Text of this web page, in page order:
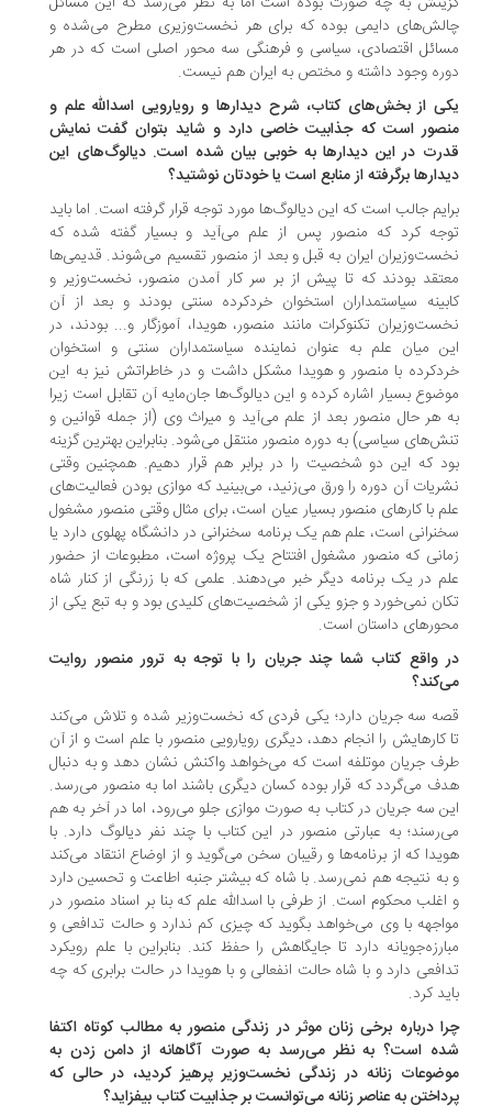
دایمی بوده که برای هر نخست‌وزیری مطرح می‌شده و
اقتصادی، سیاسی و فرهنگی سه محور اصلی است که در هر
وجود داشته و مختص به ایران هم نیست.
از بخش‌های کتاب، شرح دیدارها و رویارویی اسدالله علم و
است که جذابیت خاصی دارد و شاید بتوان گفت نمایش
در این دیدارها به خوبی بیان شده است. دیالوگ‌های این
برگرفته از منابع است یا خودتان نوشتید؟
جالب است که این دیالوگ‌ها مورد توجه قرار گرفته است. اما باید
کرد که منصور پس از علم می‌آید و بسیار گفته شده که
ایران به قبل و بعد از منصور تقسیم می‌شوند. قدیمی‌ها
بودند که تا پیش از بر سر کار آمدن منصور، نخست‌وزیر و
سیاستمداران استخوان‌ خردکرده سنتی بودند و بعد از آن
تکنوکرات مانند منصور، هویدا، آموزگار و... بودند، در
میان علم به عنوان نماینده سیاستمداران سنتی و استخوان
با منصور و هویدا مشکل داشت و در خاطراتش نیز به این
بسیار اشاره کرده و این دیالوگ‌ها جان‌مایه آن تقابل است زیرا
هر حال منصور بعد از علم می‌آید و میراث وی (از جمله قوانین و
سیاسی) به دوره منصور منتقل می‌شود. بنابراین بهترین گزینه
که این دو شخصیت را در برابر هم قرار دهیم. همچنین وقتی
آن دوره را ورق می‌زنید، می‌بینید که موازی بودن فعالیت‌های
با کارهای منصور بسیار عیان است، برای مثال وقتی منصور مشغول
است، علم هم یک برنامه سخنرانی در دانشگاه پهلوی دارد یا
که منصور مشغول افتتاح یک پروژه است، مطبوعات از حضور
در یک برنامه دیگر خبر می‌دهند. علمی که با زرنگی از کنار شاه
نمی‌خورد و جزو یکی از شخصیت‌های کلیدی بود و به تبع یکی از
داستان است.
واقع کتاب شما چند جریان را با توجه به ترور منصور روایت
سه جریان دارد؛ یکی فردی که نخست‌وزیر شده و تلاش می‌کند
کارهایش را انجام دهد، دیگری رویارویی منصور با علم است و از آن
جریان موتلفه است که می‌خواهد واکنش نشان دهد و به دنبال
می‌گردد که قرار بوده کسان دیگری باشند اما به منصور می‌رسد.
سه جریان در کتاب به صورت موازی جلو می‌رود، اما در آخر به هم
به عبارتی منصور در این کتاب با چند نفر دیالوگ دارد. با
که از برنامه‌ها و رقیبان سخن می‌گوید و از اوضاع انتقاد می‌کند
نتیجه هم نمی‌رسد. با شاه که بیشتر جنبه اطاعت و تحسین دارد
محکوم است. از طرفی با اسدالله علم که بنا بر اسناد منصور در
با وی می‌خواهد بگوید که چیزی کم ندارد و حالت تدافعی و
دارد تا جایگاهش را حفظ کند. بنابراین با علم رویکرد
دارد و با شاه حالت انفعالی و با هویدا در حالت برابری که چه
کرد.
درباره برخی زنان موثر در زندگی منصور به مطالب کوتاه اکتفا
است؟ به نظر می‌رسد به صورت آگاهانه از دامن زدن به
زنانه در زندگی نخست‌وزیر پرهیز کردید، در حالی که
به عناصر زنانه می‌توانست بر جذابیت کتاب بیفزاید؟